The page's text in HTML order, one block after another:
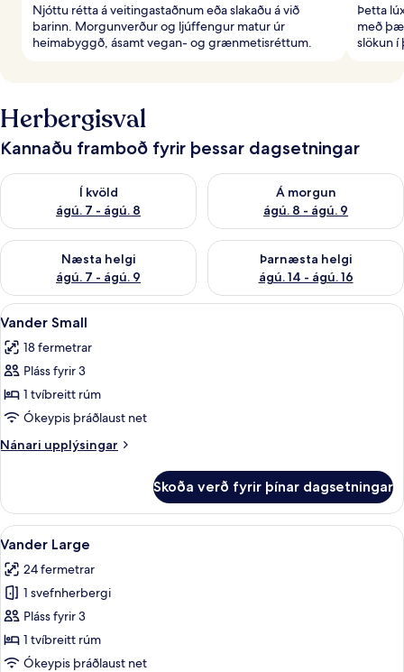
Njóttu rétta á veitingastaðnum eða slakaðu á við
barinn. Morgunverður og ljúffengur matur úr
heimabyggð, ásamt vegan- og grænmetisréttum.
Þetta
með
slökun í
Herbergisval
Kannaðu framboð fyrir þessar dagsetningar
Í kvöld
ágú. 7 - ágú. 8
Athuga framboð í kvöld ágú. 7 - ágú. 8
Á morgun
ágú. 8 - ágú. 9
Athuga framboð á morgun
Næsta helgi
ágú. 7 - ágú. 9
Athuga framboð næstu helgi ágú. 7 - ágú. 9
Þarnæsta helgi
ágú. 14 - ágú. 16
Athuga framboð þarnæstu
Skoða
allar
myndir
fyrir
Vander
Small
Vander Small | Ofnæmisprófaður
6
Vander Small
18 fermetrar
Pláss fyrir 3
1 tvíbreitt rúm
Ókeypis þráðlaust net
Nánari upplýsingar
Nánari
Small
Skoða verð fyrir þínar dagsetningar
Skoða
allar
myndir
fyrir
Vander
Large
Vander Large | Ofnæmisprófaður
10
Vander Large
24 fermetrar
1 svefnherbergi
Pláss fyrir 3
1 tvíbreitt rúm
Ókeypis þráðlaust net